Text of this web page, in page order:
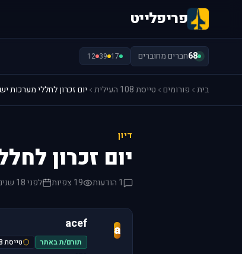
פריפלייט
68חברים מחוברים 17
39
12
בית פורומים טייסת 108 העילית יום זכרון לחללי מערכות
דיון
יום זכרון
1 הודעות 19 צפיות לפני 18 שנים
a
acef
תורם/ת באתר
טייסת 108